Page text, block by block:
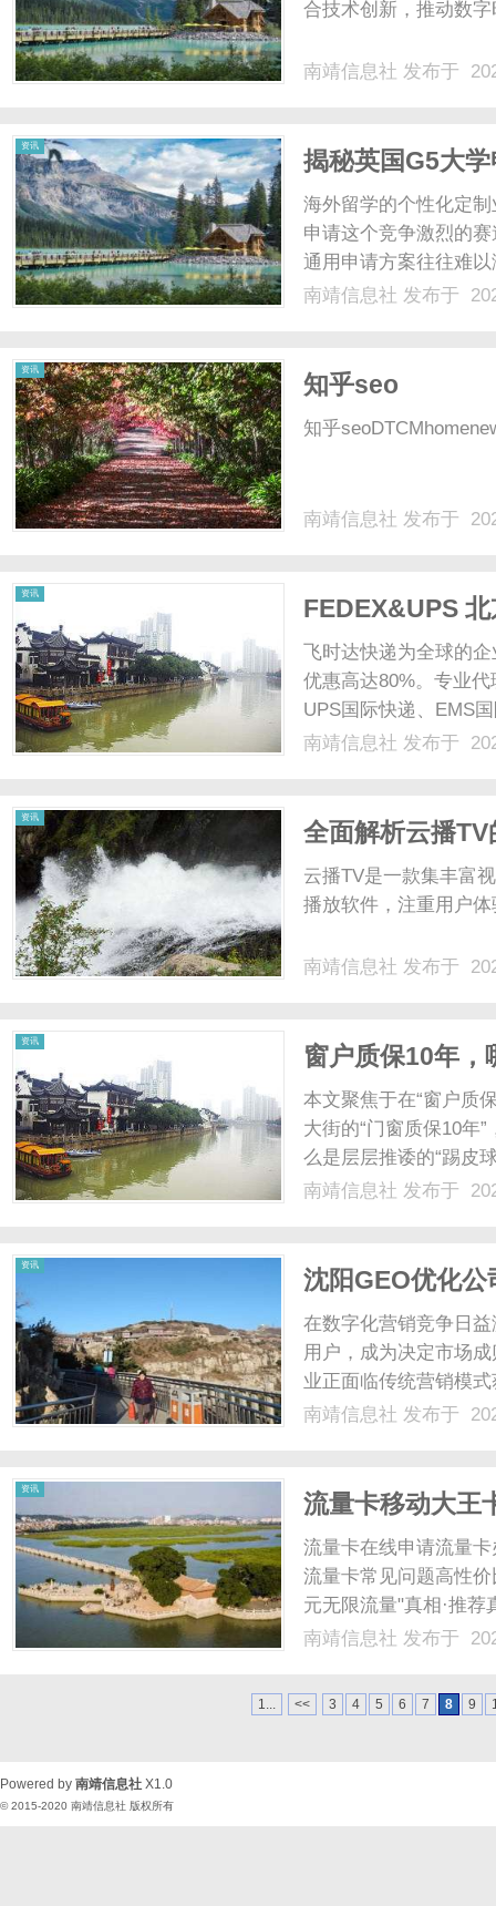
合技术创新，推动数
南靖信息社 发布于
资讯
揭秘英国G5大
机构！
海外留学的个性化定
申请这个竞争激烈的
通用申请方案往往难
中走了不少弯路。学
南靖信息社 发布于
资讯
知乎seo
知乎
南靖信息社 发布于
资讯
FEDEX&UPS
时达快递官网
飞时达快递为全球的
优惠高达80%。专业
UPS国际快递、EMS
业务。FEDEX&UPS
南靖信息社 发布于
资讯
全面解析云播
云播TV是一款集丰富
播放软件，注重用户
南靖信息社 发布于
资讯
窗户质保10年，
清行业猫腻
本文聚焦于在“窗户质
大街的“门窗质保10
么是层层推诿的“踢皮
真正的质保，是用源
南靖信息社 发布于
资讯
沈阳GEO优化
在数字化营销竞争日
用户，成为决定市场
业正面临传统营销模
化（GEO）作为一项
南靖信息社 发布于
资讯
流量卡移动大王
流量卡在线申请流量
流量卡常见问题高性
元无限流量"真相·推
营商权威解析了解19
效果，真实套餐价格
南靖信息社 发布于
1... << 3 4 5 6 7 8 9
Powered by 南靖信息社 X1.0
© 2015-2020 南靖信息社 版权所有